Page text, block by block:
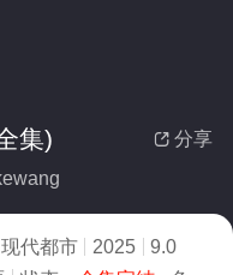
 分享
集)
现代都市 2025
9.0